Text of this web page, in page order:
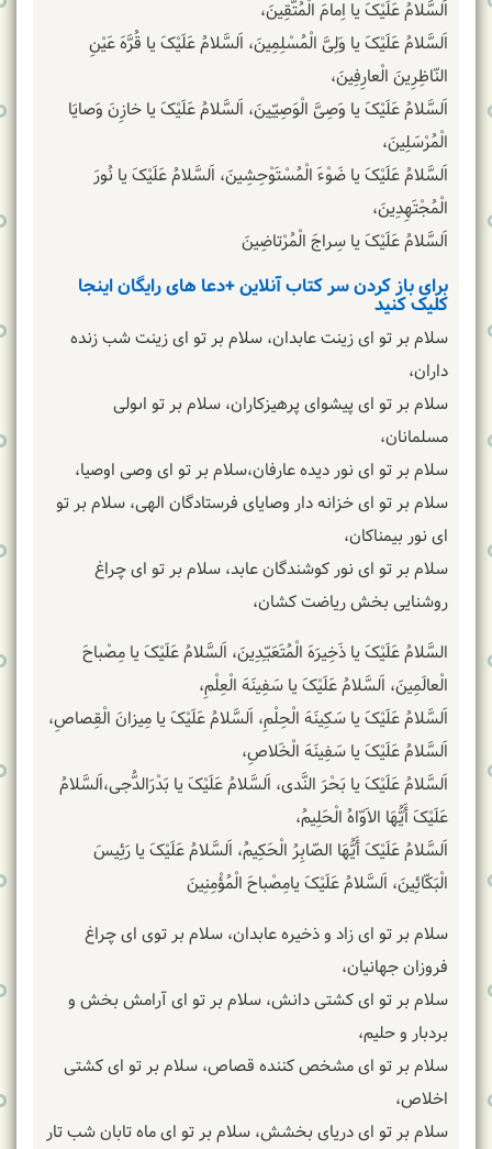
اَلسَّلامُ عَلَیْکَ یا اِمامَ الْمُتَّقِینَ،
اَلسَّلامُ عَلَیْکَ یا وَلِیَّ الْمُسْلِمِینَ، اَلسَّلامُ عَلَیْکَ یا قُرَّهَ عَیْنِ
النّاظِرِینَ الْعارِفِینَ،
اَلسَّلامُ عَلَیْکَ یا وَصِیَّ الْوَصِیّـِینَ، اَلسَّلامُ عَلَیْکَ یا خازِنَ وَصایَا
الْمُرْسَلِینَ،
اَلسَّلامُ عَلَیْکَ یا ضَوْءَ الْمُسْتَوْحِشِینَ، اَلسَّلامُ عَلَیْکَ یا نُورَ
الْمُجْتَهِدِینَ،
اَلسَّلامُ عَلَیْکَ یا سِراجَ الْمُرْتاضِینَ
برای باز کردن سر کتاب آنلاین +دعا های رایگان اینجا
کلیک کنید
سلام بر تو اى زینت عابدان، سلام بر تو اى زینت شب زنده
داران،
سلام بر تو اى پیشواى پرهیزکاران، سلام بر تو اىولى
مسلمانان،
سلام بر تو اى نور دیده عارفان،سلام بر تو اى وصى اوصیا،
سلام بر تو اى خزانه دار وصایاى فرستادگان الهى، سلام بر تو
اى نور بیمناکان،
سلام بر تو اى نور کوشندگان عابد، سلام بر تو اى چراغ
روشنایى بخش ریاضت کشان،
السَّلامُ عَلَیْکَ یا ذَخِیرَهَ الْمُتَعَبّـِدِینَ، اَلسَّلامُ عَلَیْکَ یا مِصْباحَ
الْعالَمِینَ، اَلسَّلامُ عَلَیْکَ یا سَفِینَهَ الْعِلْمِ،
اَلسَّلامُ عَلَیْکَ یا سَکِینَهَ الْحِلْمِ، اَلسَّلامُ عَلَیْکَ یا مِیزانَ الْقِصاصِ،
اَلسَّلامُ عَلَیْکَ یا سَفِینَهَ الْخَلاصِ،
اَلسَّلامُ عَلَیْکَ یا بَحْرَ النَّدى، اَلسَّلامُ عَلَیْکَ یا بَدْرَالدُّجى،اَلسَّلامُ
عَلَیْکَ أَیُّهَا الاَوّاهُ الْحَلِیمُ،
اَلسَّلامُ عَلَیْکَ أَیُّهَا الصّابِرُ الْحَکِیمُ، اَلسَّلامُ عَلَیْکَ یا رَئِیسَ
الْبَکّائِینَ، اَلسَّلامُ عَلَیْکَ یامِصْباحَ الْمُؤْمِنِینَ
سلام بر تو اى زاد و ذخیره عابدان، سلام بر توى اى چراغ
فروزان جهانیان،
سلام بر تو اى کشتى دانش، سلام بر تو اى آرامش بخش و
بردبار و حلیم،
سلام بر تو اى مشخص کننده قصاص، سلام بر تو اى کشتى
اخلاص،
سلام بر تو اى دریاى بخشش، سلام بر تو اى ماه تابان شب تار